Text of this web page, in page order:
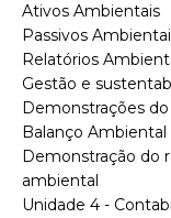
Ativos Ambientais
Passivos
Relatórios
Gestão e
Demonstrações
Balanço Ambiental
Demonstração do
ambiental
Unidade 4 -